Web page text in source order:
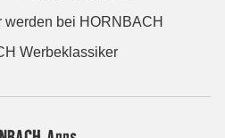
werden bei HORNBACH
Werbeklassiker